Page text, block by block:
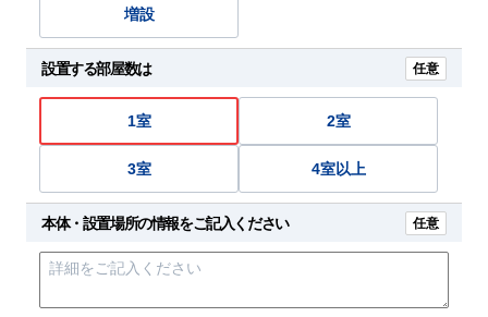
増設
設置する部屋数は 任意
1室 2室
3室 4室以上
本体・設置場所の情報をご記入ください 任意